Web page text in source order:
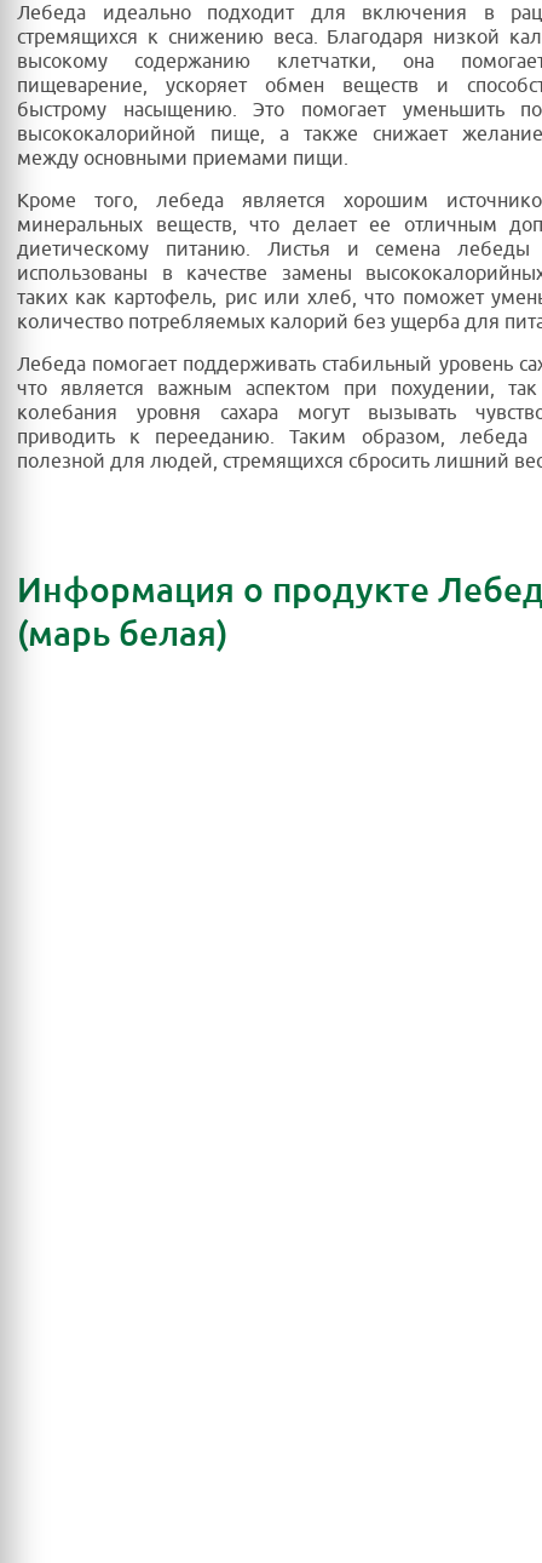
Лебеда идеально подходит для включения в
стремящихся к снижению веса. Благодаря низкой
высокому содержанию клетчатки, она
пищеварение, ускоряет обмен веществ и
быстрому насыщению. Это помогает уменьшить
высококалорийной пище, а также снижает желание
между основными приемами пищи.
Кроме того, лебеда является хорошим
минеральных веществ, что делает ее отличным
диетическому питанию. Листья и семена лебеды
использованы в качестве замены
таких как картофель, рис или хлеб, что поможет
количество потребляемых калорий без ущерба для
Лебеда помогает поддерживать стабильный уровень
что является важным аспектом при похудении,
колебания уровня сахара могут вызывать
приводить к перееданию. Таким образом,
полезной для людей, стремящихся сбросить лишний
Информация о продукте
(марь белая)